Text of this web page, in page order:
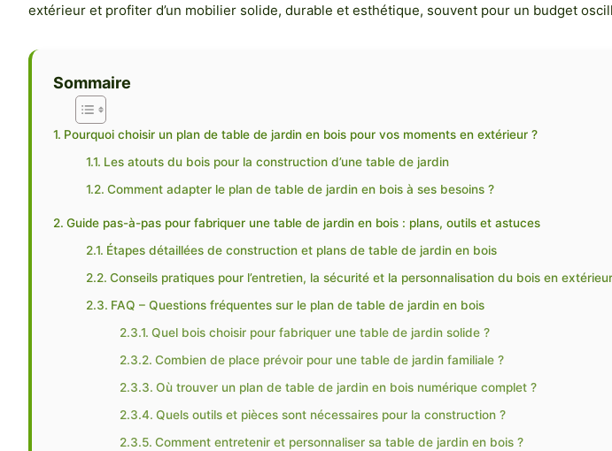
extérieur et profiter d’un mobilier solide, durable et esthétique, souvent pour un budget
Sommaire
Pourquoi choisir un plan de table de jardin en bois pour vos moments en extérieur ?
Les atouts du bois pour la construction d’une table de jardin
Comment adapter le plan de table de jardin en bois à ses besoins ?
Guide pas-à-pas pour fabriquer une table de jardin en bois : plans, outils et astuces
Étapes détaillées de construction et plans de table de jardin en bois
Conseils pratiques pour l’entretien, la sécurité et la personnalisation du bois en extérieur
FAQ – Questions fréquentes sur le plan de table de jardin en bois
Quel bois choisir pour fabriquer une table de jardin solide ?
Combien de place prévoir pour une table de jardin familiale ?
Où trouver un plan de table de jardin en bois numérique complet ?
Quels outils et pièces sont nécessaires pour la construction ?
Comment entretenir et personnaliser sa table de jardin en bois ?